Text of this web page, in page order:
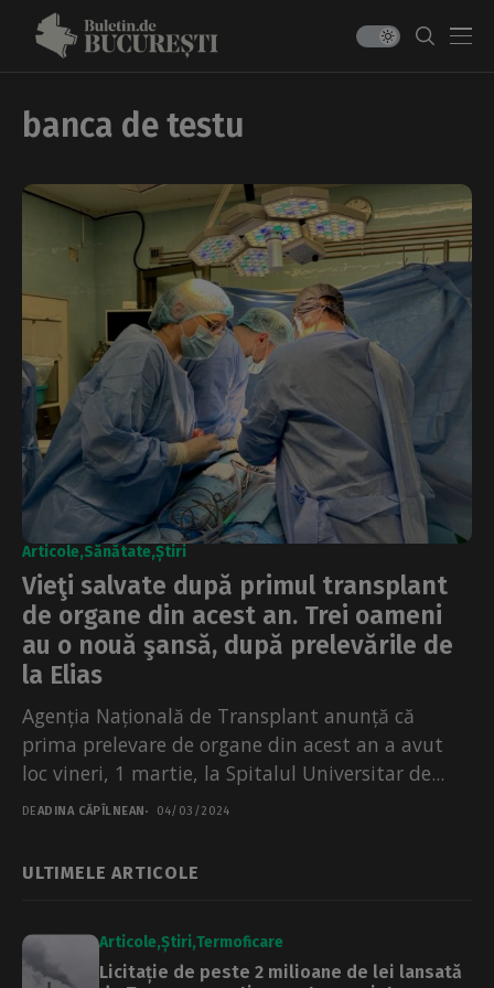
banca de testu
Articole Sănătate Știri
Vieţi salvate după primul transplant
de organe din acest an. Trei oameni
au o nouă şansă, după prelevările de
la Elias
Agenția Națională de Transplant anunță că
prima prelevare de organe din acest an a avut
loc vineri, 1 martie, la Spitalul Universitar de...
DEADINA CĂPÎLNEAN 04/03/2024
ULTIMELE ARTICOLE
Articole Știri Termoficare
Licitație de peste 2 milioane de lei lansată